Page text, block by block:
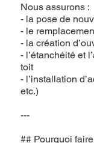
Nous assurons :
- la pose de
- le
- la création
- l’étanchéité et
toit
- l’installation
etc.)
---
## Pourquoi